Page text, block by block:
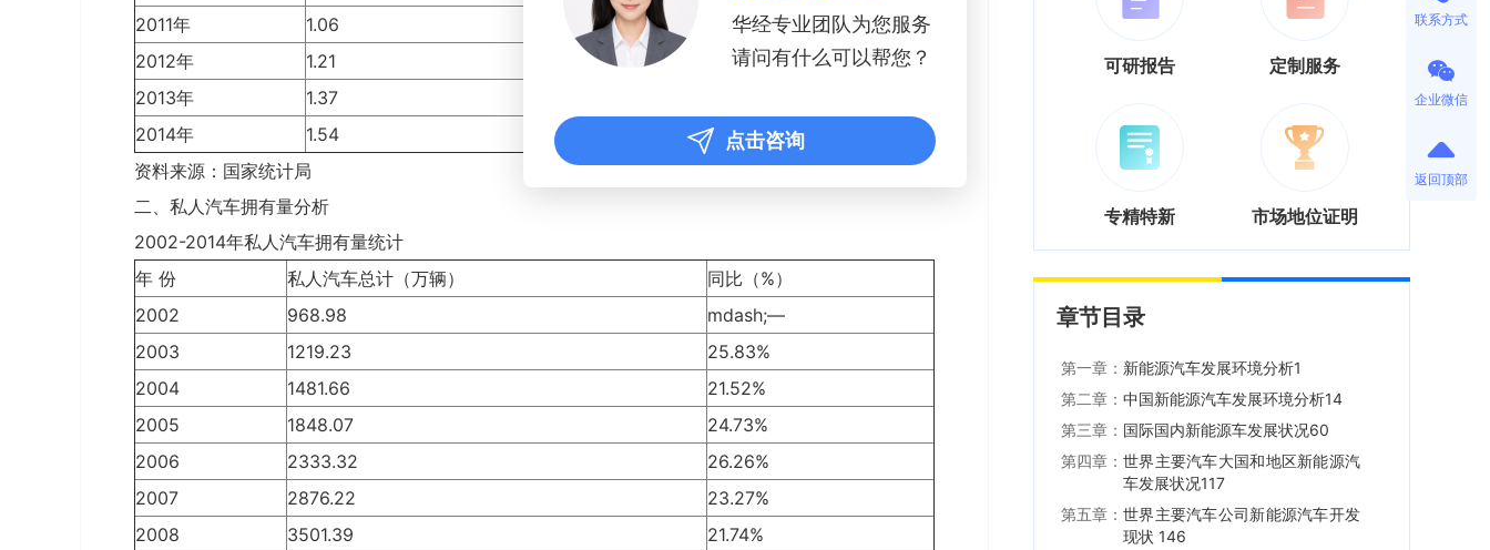
2011年
1.06
16.48%
2012年
1.21
14.15%
2013年
1.37
2014年
1.54
资料来源：国家统计局
二、私人汽车拥有量分析
2002-2014年私人汽车拥有量统计
年 份
私人汽车总计（万辆）
同比（%）
2002
968.98
mdash;—
2003
1219.23
25.83%
2004
1481.66
21.52%
2005
1848.07
24.73%
2006
2333.32
26.26%
2007
2876.22
23.27%
2008
3501.39
21.74%
可研报告 定制服务
专精特新 市场地位证明
章节目录
第一章： 新能源汽车发展环境分析1
第二章： 中国新能源汽车发展环境分析14
第三章： 国际国内新能源车发展状况60
第四章： 世界主要汽车大国和地区新能源汽
车发展状况117
第五章： 世界主要汽车公司新能源汽车开发
现状 146
联系方式
企业微信
返回顶部
华经专业团队为您服务
请问有什么可以帮您？
点击咨询